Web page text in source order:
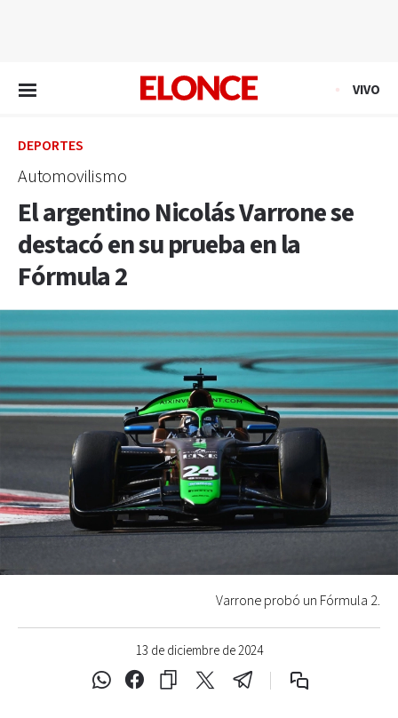
VIVO
DEPORTES
Automovilismo
El argentino Nicolás Varrone se
destacó en su prueba en la
Fórmula 2
13 de diciembre de 2024
Varrone probó un Fórmula 2.